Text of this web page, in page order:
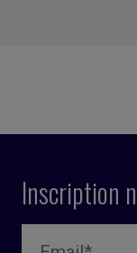
Inscription